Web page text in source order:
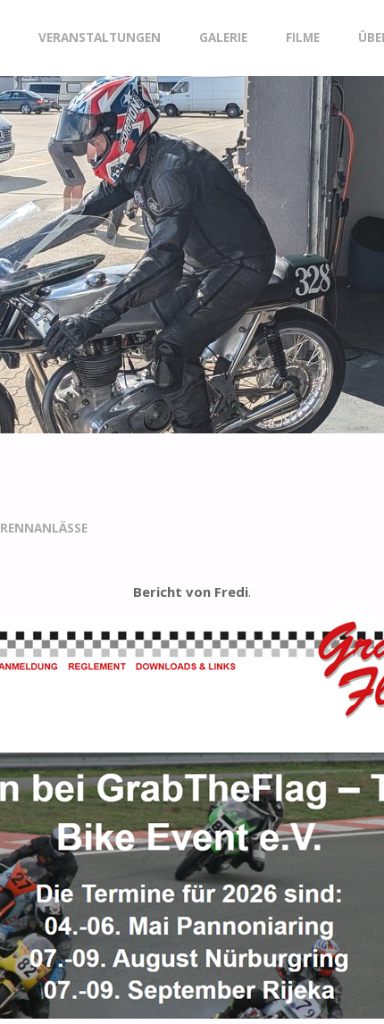
VERANSTALTUNGEN GALERIE FILME
RENNANLÄSSE
Bericht von Fredi.